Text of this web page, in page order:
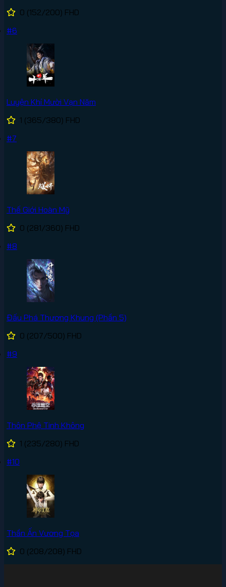
0 (152/200) FHD
#6
Luyện Khí Mười Vạn Năm
1 (365/380) FHD
#7
Thế Giới Hoàn Mỹ
0 (281/360) FHD
#8
Đấu Phá Thương Khung (Phần 5)
0 (207/500) FHD
#9
Thôn Phệ Tinh Không
1 (235/280) FHD
#10
Thần Ấn Vương Tọa
0 (208/208) FHD